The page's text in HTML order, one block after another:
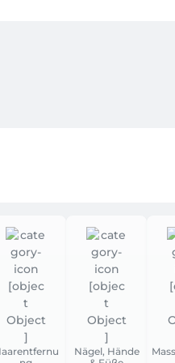
Nägel, Hände